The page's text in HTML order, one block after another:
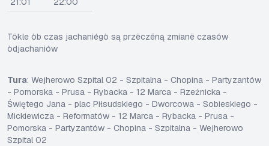
Tôkle òb czas jachaniégò są przëczëną zmianë czasów
òdjachaniów
Tura: Wejherowo Szpital 02 - Szpitalna - Chopina - Partyzantów
- Pomorska - Prusa - Rybacka - 12 Marca - Rzeźnicka -
Świętego Jana - plac Piłsudskiego - Dworcowa - Sobieskiego -
Mickiewicza - Reformatów - 12 Marca - Rybacka - Prusa -
Pomorska - Partyzantów - Chopina - Szpitalna - Wejherowo
Szpital 02